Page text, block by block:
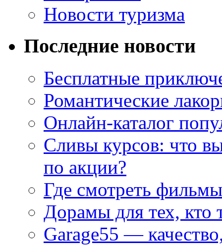
Новости туризма
Последние новости
Бесплатные
Романтические
Онлайн-каталог
Сливы курсов: что
по акции?
Где смотреть
Дорамы для тех, кто
Garage55 —